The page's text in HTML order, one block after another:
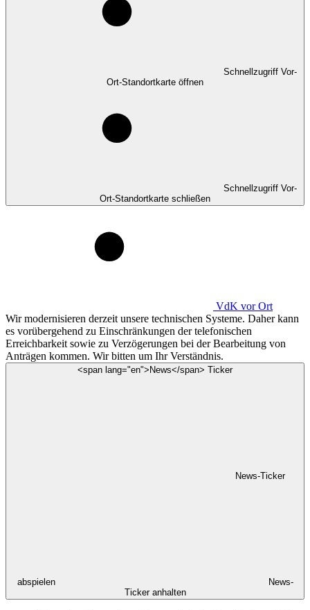
Schnellzugriff Vor-
Ort-Standortkarte öffnen
Schnellzugriff Vor-
Ort-Standortkarte schließen
VdK vor Ort
Wir modernisieren derzeit unsere technischen Systeme. Daher kann
es vorübergehend zu Einschränkungen der telefonischen
Erreichbarkeit sowie zu Verzögerungen bei der Bearbeitung von
Anträgen kommen. Wir bitten um Ihr Verständnis.
<span lang="en">News</span> Ticker
News-Ticker
abspielen
News-
Ticker anhalten